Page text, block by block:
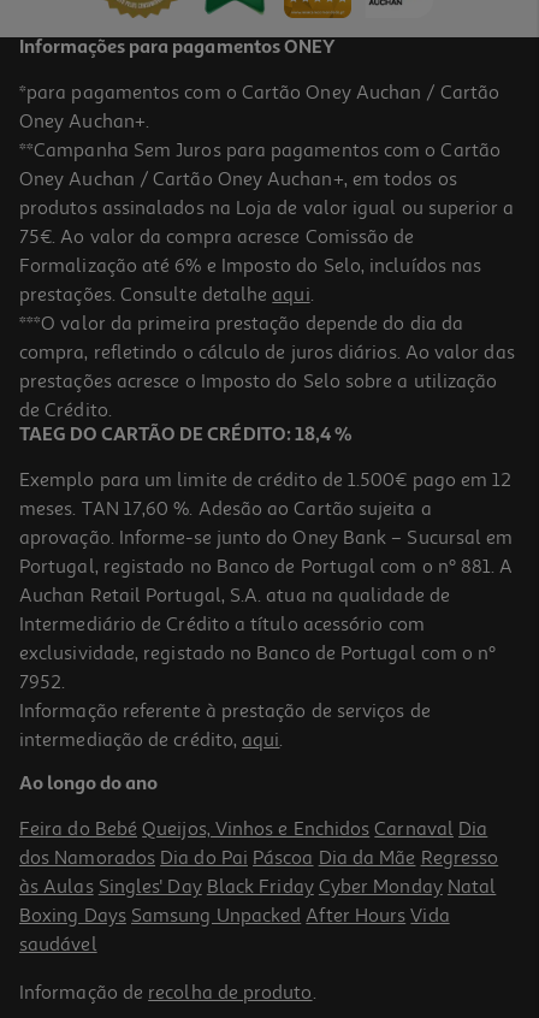
4.3
Bacalhau Crescido Noruega Cortado Embalado Kg
26.39 €/un
21,99 €
Bacalhau Especial Da Noruega Cortado Kg
37.49 €/un
24,99 €/Kg
Informações para pagamentos ONEY
*para pagamentos com o Cartão Oney Auchan / Cartão
Oney Auchan+.
**Campanha Sem Juros para pagamentos com o Cartão
Oney Auchan / Cartão Oney Auchan+, em todos os
produtos assinalados na Loja de valor igual ou superior a
75€. Ao valor da compra acresce Comissão de
Formalização até 6% e Imposto do Selo, incluídos nas
prestações. Consulte detalhe aqui.
***O valor da primeira prestação depende do dia da
compra, refletindo o cálculo de juros diários. Ao valor das
prestações acresce o Imposto do Selo sobre a utilização
de Crédito.
TAEG DO CARTÃO DE CRÉDITO: 18,4 %
Exemplo para um limite de crédito de 1.500€ pago em 12
meses. TAN 17,60 %. Adesão ao Cartão sujeita a
aprovação. Informe-se junto do Oney Bank – Sucursal em
Portugal, registado no Banco de Portugal com o nº 881. A
Auchan Retail Portugal, S.A. atua na qualidade de
Intermediário de Crédito a título acessório com
exclusividade, registado no Banco de Portugal com o nº
7952.
Informação referente à prestação de serviços de
intermediação de crédito, aqui.
Ao longo do ano
Feira do Bebé Queijos, Vinhos e Enchidos Carnaval Dia
dos Namorados Dia do Pai Páscoa Dia da Mãe Regresso
às Aulas Singles' Day Black Friday Cyber Monday Natal
Boxing Days Samsung Unpacked After Hours Vida
saudável
Informação de recolha de produto.